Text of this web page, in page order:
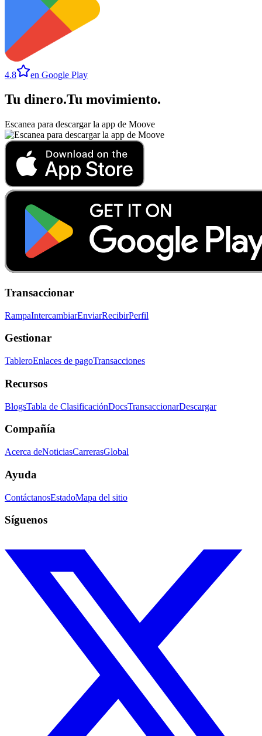
4.8 en Google Play
Tu dinero.Tu movimiento.
Escanea para descargar la app de Moove
Transaccionar
RampaIntercambiarEnviarRecibirPerfil
Gestionar
TableroEnlaces de pagoTransacciones
Recursos
BlogsTabla de ClasificaciónDocsTransaccionarDescargar
Compañía
Acerca deNoticiasCarrerasGlobal
Ayuda
ContáctanosEstadoMapa del sitio
Síguenos